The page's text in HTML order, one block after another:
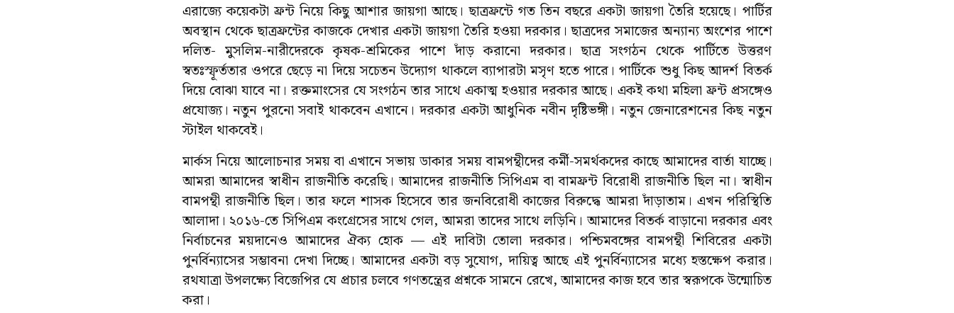
এরাজ্যে কয়েকটা ফ্রন্ট নিয়ে কিছু আশার জায়গা আছে। ছাত্রফ্রন্টে গত তিন বছরে একটা জায়গা তৈরি হয়েছে। পার্টির
অবস্থান থেকে ছাত্রফ্রন্টের কাজকে দেখার একটা জায়গা তৈরি হওয়া দরকার। ছাত্রদের সমাজের অন্যান্য অংশের পাশে
দলিত- মুসলিম-নারীদেরকে কৃষক-শ্রমিকের পাশে দাঁড় করানো দরকার। ছাত্র সংগঠন থেকে পার্টিতে উত্তরণ
স্বতঃস্ফূর্ততার ওপরে ছেড়ে না দিয়ে সচেতন উদ্যোগ থাকলে ব্যাপারটা মসৃণ হতে পারে। পার্টিকে শুধু কিছ আদর্শ বিতর্ক
দিয়ে বোঝা যাবে না। রক্তমাংসের যে সংগঠন তার সাথে একাত্ম হওয়ার দরকার আছে। একই কথা মহিলা ফ্রন্ট প্রসঙ্গেও
প্রযোজ্য। নতুন পুরনো সবাই থাকবেন এখানে। দরকার একটা আধুনিক নবীন দৃষ্টিভঙ্গী। নতুন জেনারেশনের কিছ নতুন
স্টাইল থাকবেই।
মার্কস নিয়ে আলোচনার সময় বা এখানে সভায় ডাকার সময় বামপন্থীদের কর্মী-সমর্থকদের কাছে আমাদের বার্তা যাচ্ছে।
আমরা আমাদের স্বাধীন রাজনীতি করেছি। আমাদের রাজনীতি সিপিএম বা বামফ্রন্ট বিরোধী রাজনীতি ছিল না। স্বাধীন
বামপন্থী রাজনীতি ছিল। তার ফলে শাসক হিসেবে তার জনবিরোধী কাজের বিরুদ্ধে আমরা দাঁড়াতাম। এখন পরিস্থিতি
আলাদা। ২০১৬-তে সিপিএম কংগ্রেসের সাথে গেল, আমরা তাদের সাথে লড়িনি। আমাদের বিতর্ক বাড়ানো দরকার এবং
নির্বাচনের ময়দানেও আমাদের ঐক্য হোক — এই দাবিটা তোলা দরকার। পশ্চিমবঙ্গের বামপন্থী শিবিরের একটা
পুনর্বিন্যাসের সম্ভাবনা দেখা দিচ্ছে। আমাদের একটা বড় সুযোগ, দায়িত্ব আছে এই পুনর্বিন্যাসের মধ্যে হস্তক্ষেপ করার।
রথযাত্রা উপলক্ষ্যে বিজেপির যে প্রচার চলবে গণতন্ত্রের প্রশ্নকে সামনে রেখে, আমাদের কাজ হবে তার স্বরূপকে উন্মোচিত
করা।